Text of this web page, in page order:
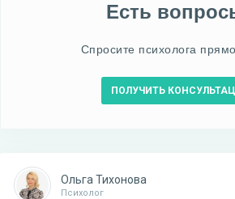
Есть
Спросите психолога
ПОЛУЧИТЬ
Ольга Тихонова
Психолог